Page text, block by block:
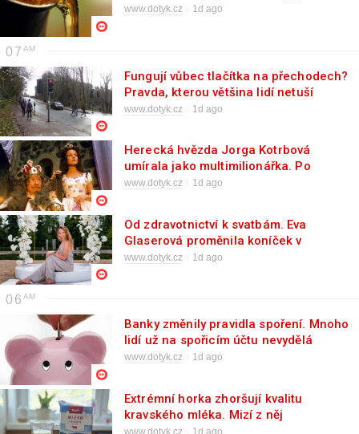
www.dotyk.cz 1d ago
07
Fungují vůbec tlačítka na přechodech?
Pravda, kterou většina lidí netuší
www.dotyk.cz 1d ago
Herecká hvězda Jorga Kotrbová
umírala jako multimilionářka. Po
revoluci zdědila pohádkové
www.dotyk.cz 1d ago
Od zdravotnictví k svatbám. Eva
Glaserová proměnila koníček v
podnikání
www.dotyk.cz 1d ago
06
Banky změnily pravidla spoření. Mnoho
lidí už na spořicím účtu nevydělá
www.dotyk.cz 1d ago
Extrémní horka zhoršují kvalitu
kravského mléka. Mizí z něj
nenahraditelné živiny pro člověka
www.dotyk.cz 1d ago